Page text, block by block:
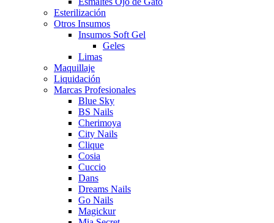
Esterilización
Otros Insumos
Insumos Soft Gel
Geles
Limas
Maquillaje
Liquidación
Marcas Profesionales
Blue Sky
BS Nails
Cherimoya
City Nails
Clique
Cosia
Cuccio
Dans
Dreams Nails
Go Nails
Magickur